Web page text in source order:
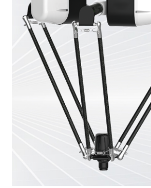
称重机
码垛系统
发料机及输送线
无人化自动包装线